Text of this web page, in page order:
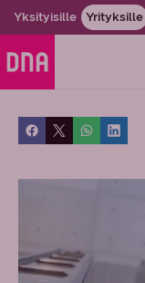
Yksityisille Yrityksille